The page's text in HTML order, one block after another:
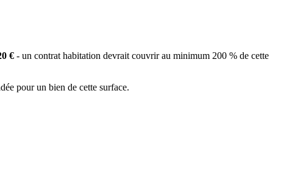
€ - un contrat habitation devrait couvrir au minimum 200 % de cette
pour un bien de cette surface.